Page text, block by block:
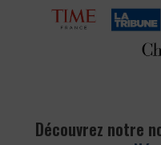
Découvrez notre